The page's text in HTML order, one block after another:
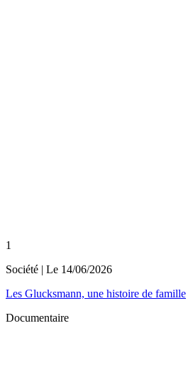
1
Société | Le 14/06/2026
Les Glucksmann, une histoire de famille
Documentaire